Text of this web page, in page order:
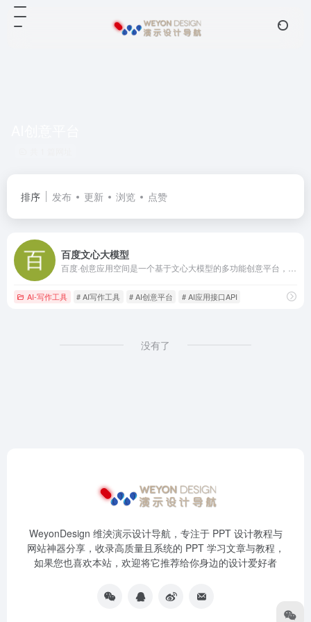
排序 发布 更新 浏览 点赞
百度文心大模型
AI-写作工具 # AI写作工具 # AI创意平台 # AI应用接口API
没有了
WeyonDesign 维泱演示设计导航，专注于 PPT 设计教程与
网站神器分享，收录高质量且系统的 PPT 学习文章与教程，
如果您也喜欢本站，欢迎将它推荐给你身边的设计爱好者